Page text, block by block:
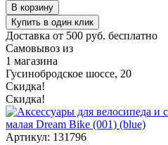
В корзину
Купить в один клик
Доставка от 500 руб. бесплатно
Самовывоз из
1 магазина
Гусинобродское шоссе, 20
Скидка!
Скидка!
Артикул: 131796